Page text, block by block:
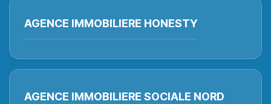
AGENCE IMMOBILIERE HONESTY
AGENCE IMMOBILIERE SOCIALE NORD